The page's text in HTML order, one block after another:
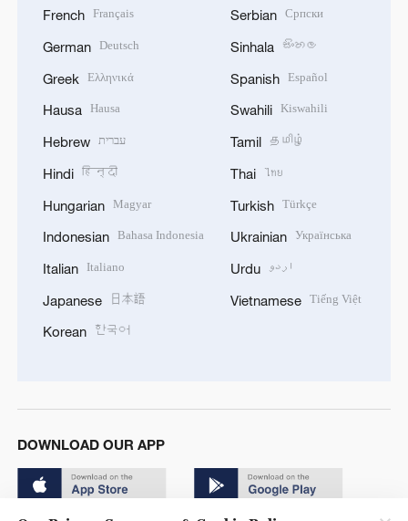
French Français
German Deutsch
Greek Ελληνικά
Hausa Hausa
Hebrew עברית
Hindi हिन्दी
Hungarian Magyar
Indonesian Bahasa Indonesia
Italian Italiano
Japanese 日本語
Korean 한국어
Serbian Српски
Sinhala සිංහල
Spanish Español
Swahili Kiswahili
Tamil தமிழ்
Thai ไทย
Turkish Türkçe
Ukrainian Українська
Urdu اردو
Vietnamese Tiếng Việt
DOWNLOAD OUR APP